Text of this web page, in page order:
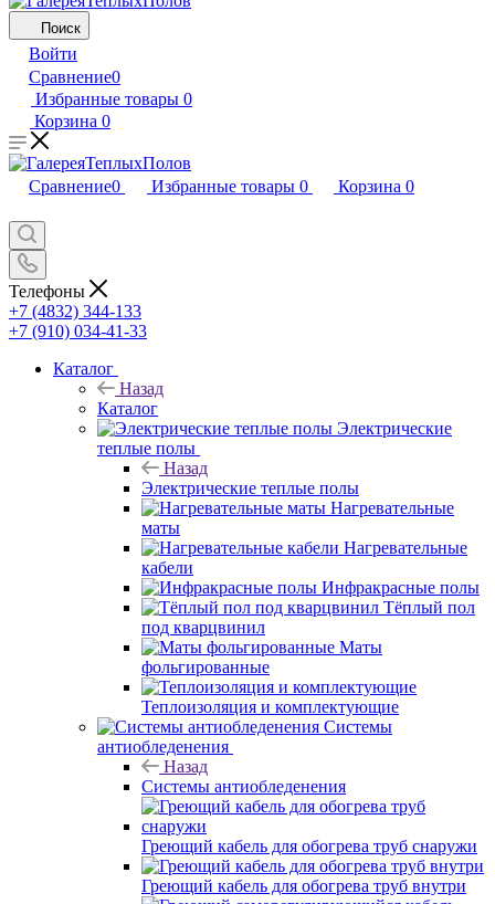
Поиск
Войти
Сравнение0
Избранные товары 0
Корзина 0
Сравнение0 Избранные товары 0 Корзина 0
Телефоны
+7 (4832) 344-133
+7 (910) 034-41-33
Каталог
Назад
Каталог
Электрические
теплые полы
Назад
Электрические теплые полы
Нагревательные
маты
Нагревательные
кабели
Инфракрасные полы
Тёплый пол
под кварцвинил
Маты
фольгированные
Теплоизоляция и комплектующие
Системы
антиобледенения
Назад
Системы антиобледенения
Греющий кабель для обогрева труб снаружи
Греющий кабель для обогрева труб внутри